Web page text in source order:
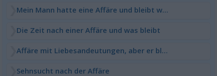
Mein Mann hatte eine Affäre und bleibt wegen der Kinder
Die Zeit nach einer Affäre und was bleibt
Affäre mit Liebesandeutungen, aber er bleibt?!
Sehnsucht nach der Affäre